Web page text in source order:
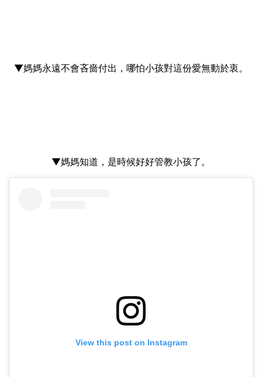
▼媽媽永遠不會吝嗇付出，哪怕小孩對這份愛無動於衷。
▼媽媽知道，是時候好好管教小孩了。
View this post on Instagram